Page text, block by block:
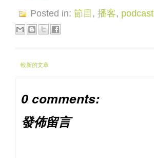
Posted in: 節目, 播客, podcast
較新的文章
0 comments:
發佈留言